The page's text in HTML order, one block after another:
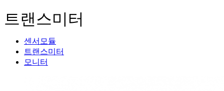
트랜스미터
센서모듈
트랜스미터
모니터